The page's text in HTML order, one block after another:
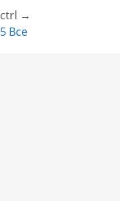
ctrl →
5 Все